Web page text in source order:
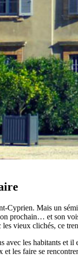
Cyprien. Mais un
prochain… et son
vieux clichés, ce
les habitants et
les faire se